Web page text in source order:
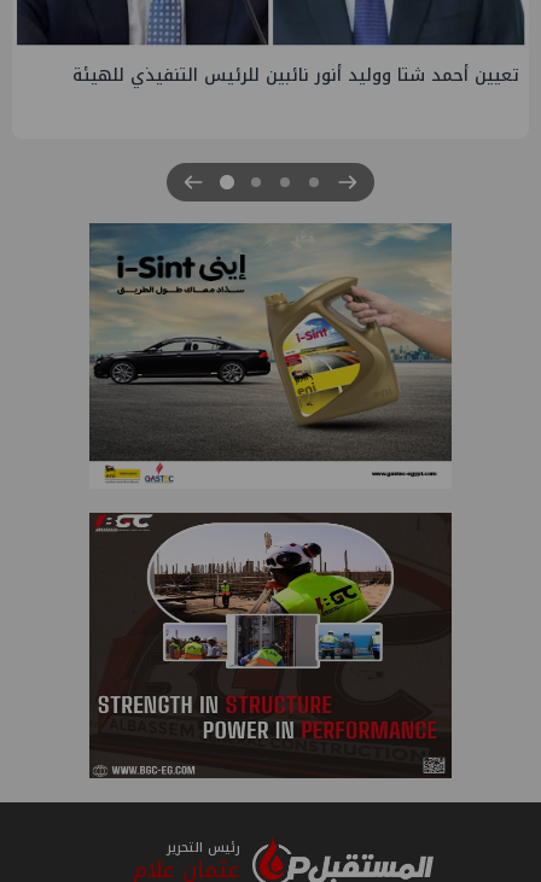
تاون جاس تسيطر علي كسر ماسورة في ترعة الإسماعيلية
رئيس التحرير
عثمان علام